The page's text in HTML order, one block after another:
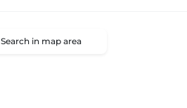
Search in map area